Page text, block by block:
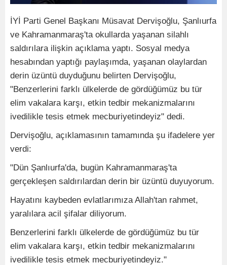
İYİ Parti Genel Başkanı Müsavat Dervişoğlu, Şanlıurfa
ve Kahramanmaraş'ta okullarda yaşanan silahlı
saldırılara ilişkin açıklama yaptı. Sosyal medya
hesabından yaptığı paylaşımda, yaşanan olaylardan
derin üzüntü duyduğunu belirten Dervişoğlu,
"Benzerlerini farklı ülkelerde de gördüğümüz bu tür
elim vakalara karşı, etkin tedbir mekanizmalarını
ivedilikle tesis etmek mecburiyetindeyiz" dedi.
Dervişoğlu, açıklamasının tamamında şu ifadelere yer
verdi:
"Dün Şanlıurfa'da, bugün Kahramanmaraş'ta
gerçekleşen saldırılardan derin bir üzüntü duyuyorum.
Hayatını kaybeden evlatlarımıza Allah'tan rahmet,
yaralılara acil şifalar diliyorum.
Benzerlerini farklı ülkelerde de gördüğümüz bu tür
elim vakalara karşı, etkin tedbir mekanizmalarını
ivedilikle tesis etmek mecburiyetindeyiz."